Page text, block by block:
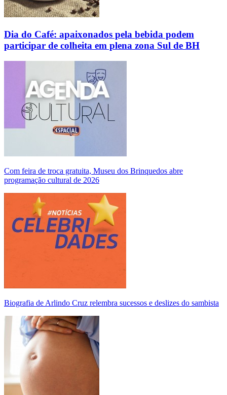
Dia do Café: apaixonados pela bebida podem
participar de colheita em plena zona Sul de BH
Com feira de troca gratuita, Museu dos Brinquedos abre
programação cultural de 2026
Biografia de Arlindo Cruz relembra sucessos e deslizes do sambista